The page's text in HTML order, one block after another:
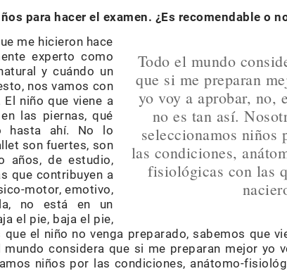
para hacer el examen. ¿Es recomendable o
Todo el mundo
que si me preparan
yo voy a aprobar, no,
no es tan así.
seleccionamos niños
las condiciones,
fisiológicas con las
me hicieron hace
experto como
y cuándo un
nos vamos con
niño que viene a
las piernas, qué
hasta ahí. No lo
son fuertes, son
años, de estudio,
que contribuyen a
motor, emotivo,
no está en un
el pie, baja el pie,
el niño no venga preparado, sabemos que
considera que si me preparan mejor yo
niños por las condiciones, anátomo-